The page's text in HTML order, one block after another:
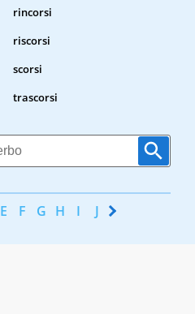
rincorsi
riscorsi
scorsi
trascorsi
E F G H I J K